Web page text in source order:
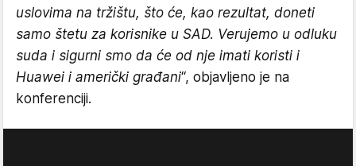
uslovima na tržištu, što će, kao rezultat, doneti
samo štetu za korisnike u SAD. Verujemo u odluku
suda i sigurni smo da će od nje imati koristi i
Huawei i američki građani“, objavljeno je na
konferenciji.